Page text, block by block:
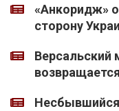
«Анкоридж»
сторону
Версальский